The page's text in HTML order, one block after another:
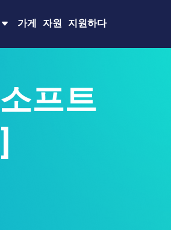
가게 자원 지원하다
프트